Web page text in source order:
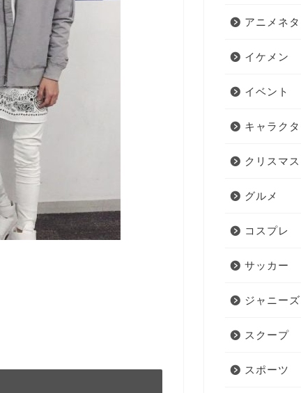
アニメネタ
イケメン
イベント
キャラク
クリスマス
グルメ
コスプレ
サッカー
ジャニーズ
スクープ
スポーツ